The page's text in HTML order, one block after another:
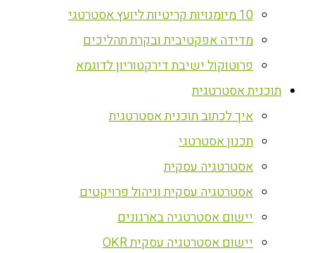
10 מיומנויות קריטיות ליועץ אסטרטגי
מדידה אפקטיבית ובקרת תהליכים
פרוטוקול ישיבת דירקטוריון לדוגמא
‏תוכנית אסטרטגית
איך לכתוב תוכנית אסטרטגית
תכנון אסטרטגי
אסטרטגיה עסקית
אסטרטגיה עסקית וניהול פרויקטים
יישום אסטרטגיה בארגונים
יישום אסטרטגיה עסקית OKR